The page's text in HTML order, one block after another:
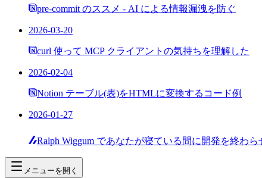
pre-commit のススメ - AI による情報漏洩を防ぐ
2026-03-20
curl 使って MCP クライアントの気持ちを理解した
2026-02-04
Notion テーブル(表)をHTMLに変換するコード例
2026-01-27
Ralph Wiggum であなたが寝ている間に開発を終わら
メニューを開く